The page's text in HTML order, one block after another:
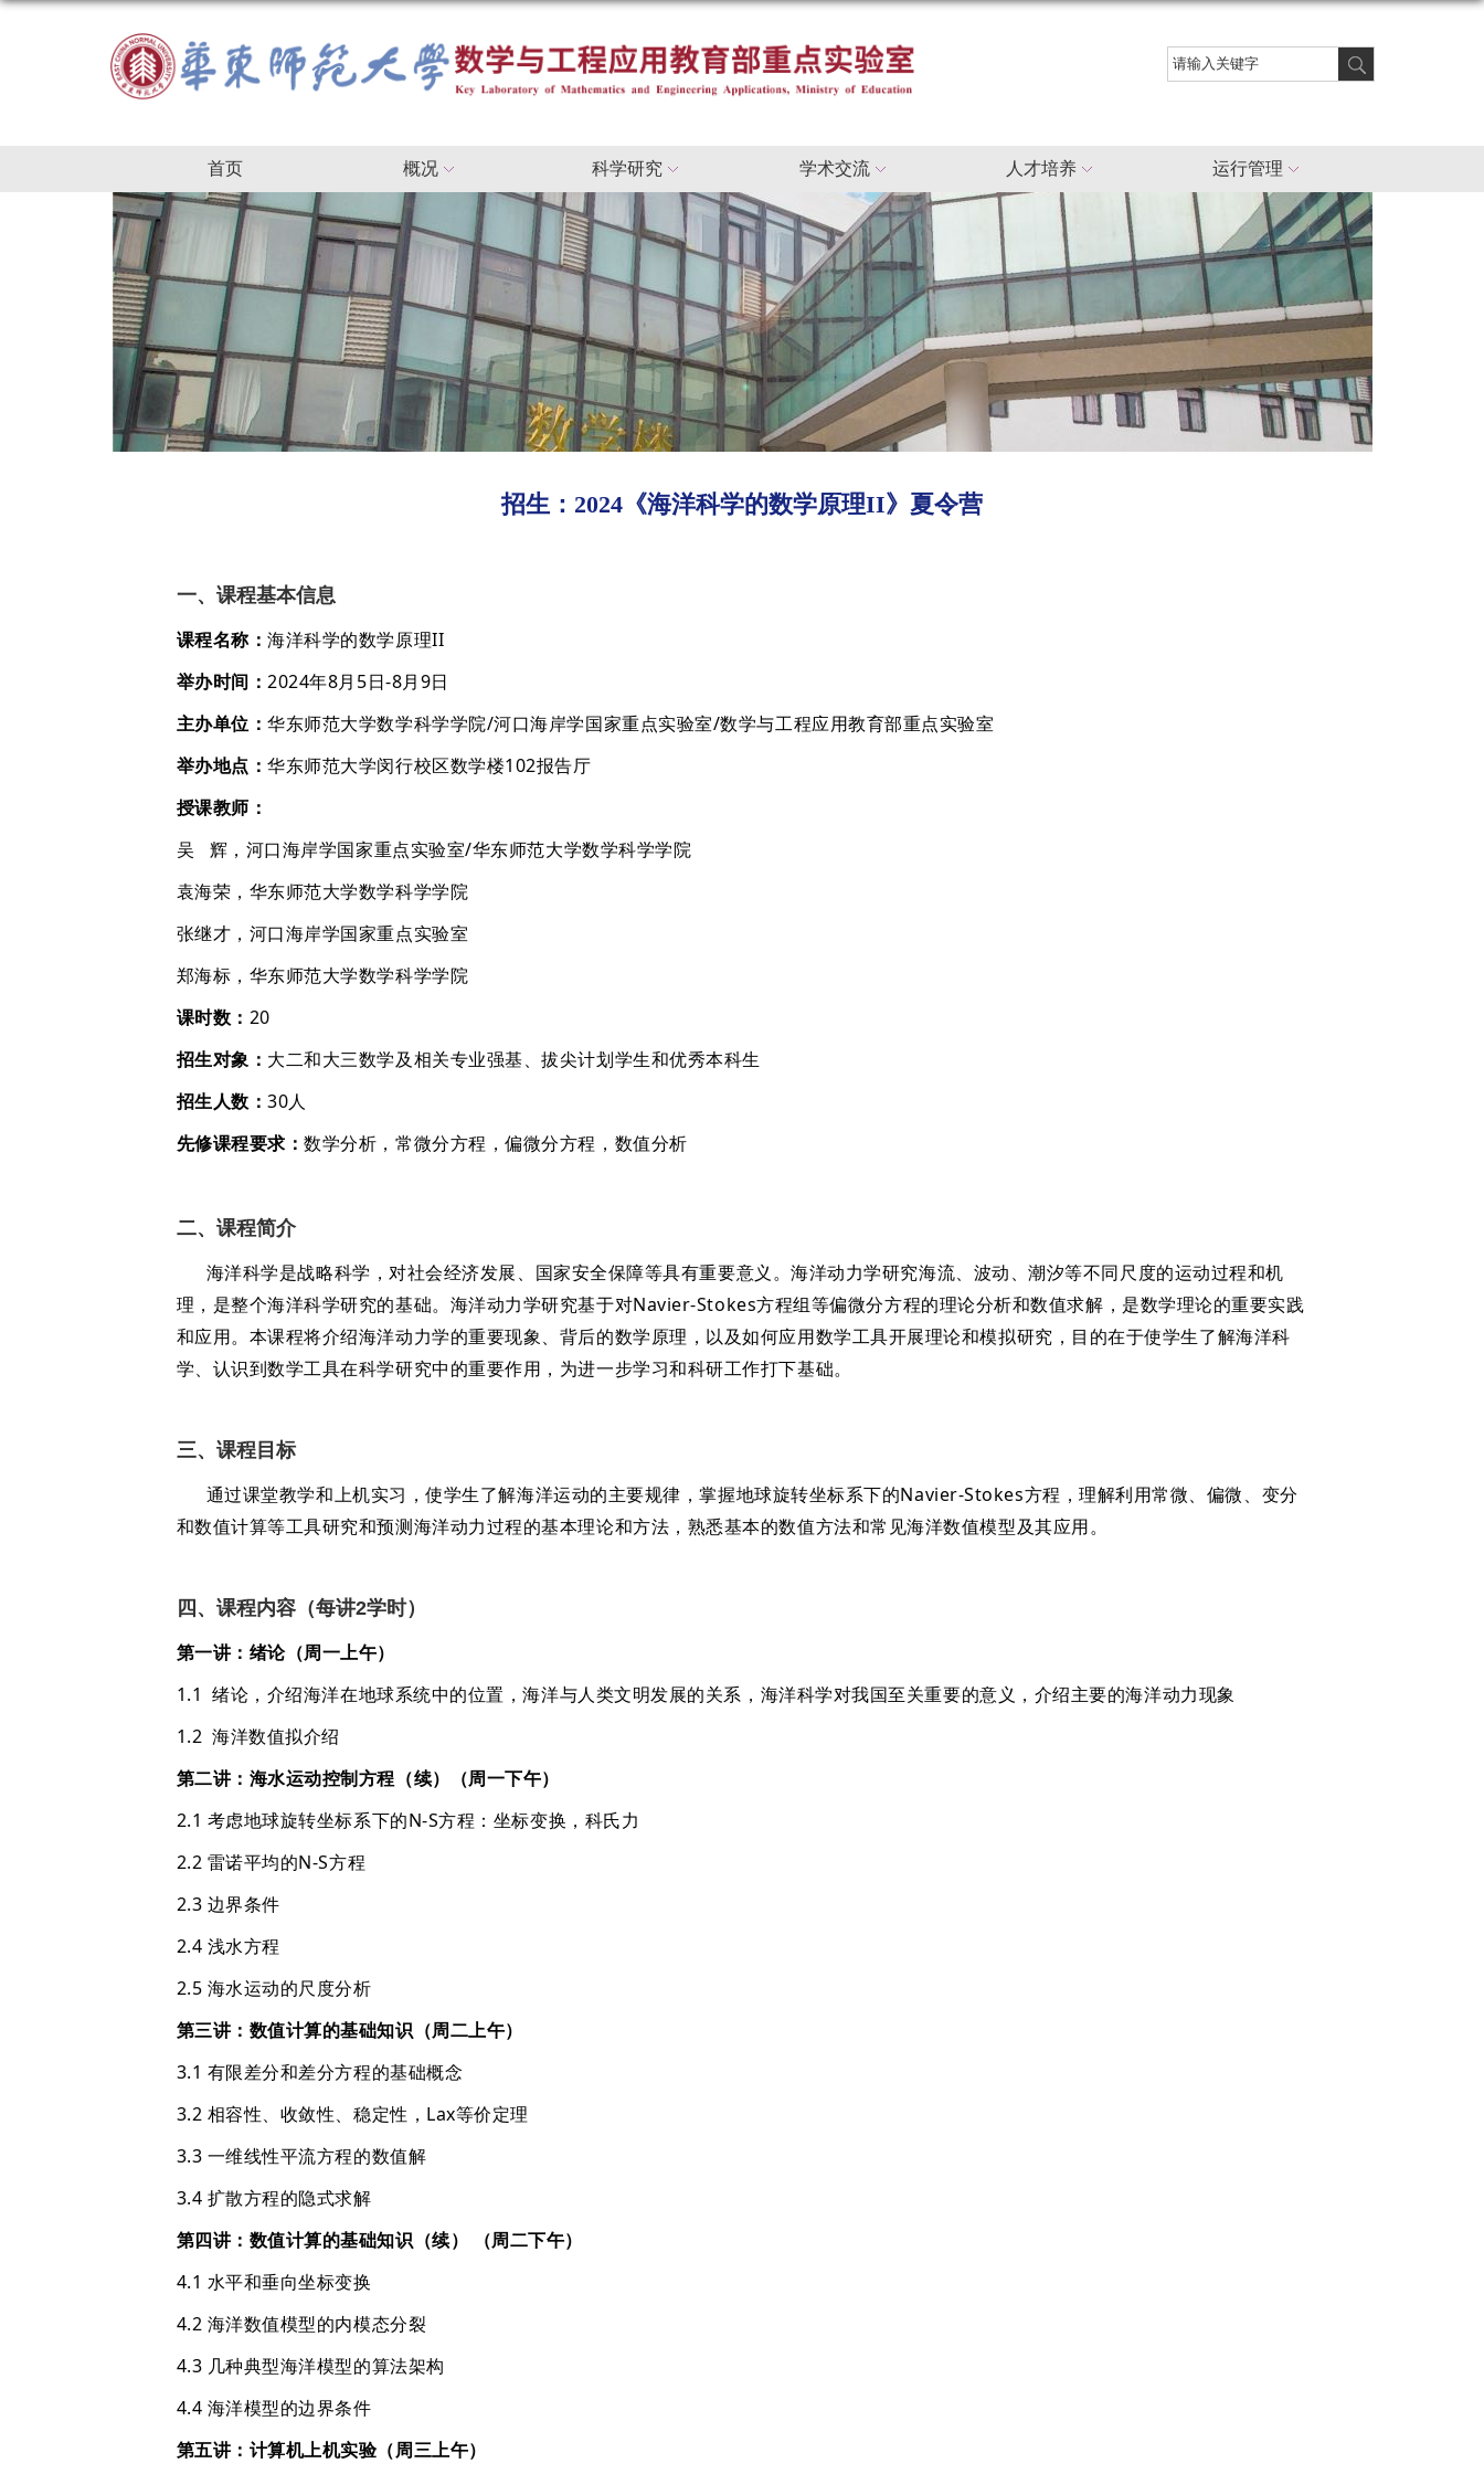
首页 概况 科学研究 学术交流 人才培养 运行管理
招生：2024《海洋科学的数学原理II》夏令营
一、课程基本信息
课程名称：海洋科学的数学原理II
举办时间：2024年8月5日-8月9日
主办单位：华东师范大学数学科学学院/河口海岸学国家重点实验室/数学与工程应用教育部重点实验室
举办地点：华东师范大学闵行校区数学楼102报告厅
授课教师：
吴 辉，河口海岸学国家重点实验室/华东师范大学数学科学学院
袁海荣，华东师范大学数学科学学院
张继才，河口海岸学国家重点实验室
郑海标，华东师范大学数学科学学院
课时数： 20
招生对象： 大二和大三数学及相关专业强基、拔尖计划学生和优秀本科生
招生人数：30人
先修课程要求：数学分析，常微分方程，偏微分方程，数值分析
二、课程简介
海洋科学是战略科学，对社会经济发展、国家安全保障等具有重要意义。海洋动力学研究海流、波动、潮汐等不同尺度的运动过程和机
理，是整个海洋科学研究的基础。海洋动力学研究基于对Navier-Stokes方程组等偏微分方程的理论分析和数值求解，是数学理论的重要实践
和应用。本课程将介绍海洋动力学的重要现象、背后的数学原理，以及如何应用数学工具开展理论和模拟研究，目的在于使学生了解海洋科
学、认识到数学工具在科学研究中的重要作用，为进一步学习和科研工作打下基础。
三、课程目标
通过课堂教学和上机实习，使学生了解海洋运动的主要规律，掌握地球旋转坐标系下的Navier-Stokes方程，理解利用常微、偏微、变分
和数值计算等工具研究和预测海洋动力过程的基本理论和方法，熟悉基本的数值方法和常见海洋数值模型及其应用。
四、课程内容（每讲2学时）
第一讲：绪论（周一上午）
1.1 绪论，介绍海洋在地球系统中的位置，海洋与人类文明发展的关系，海洋科学对我国至关重要的意义，介绍主要的海洋动力现象
1.2 海洋数值拟介绍
第二讲：海水运动控制方程（续）（周一下午）
2.1 考虑地球旋转坐标系下的N-S方程：坐标变换，科氏力
2.2 雷诺平均的N-S方程
2.3 边界条件
2.4 浅水方程
2.5 海水运动的尺度分析
第三讲：数值计算的基础知识（周二上午）
3.1 有限差分和差分方程的基础概念
3.2 相容性、收敛性、稳定性，Lax等价定理
3.3 一维线性平流方程的数值解
3.4 扩散方程的隐式求解
第四讲：数值计算的基础知识（续） （周二下午）
4.1 水平和垂向坐标变换
4.2 海洋数值模型的内模态分裂
4.3 几种典型海洋模型的算法架构
4.4 海洋模型的边界条件
第五讲：计算机上机实验（周三上午）